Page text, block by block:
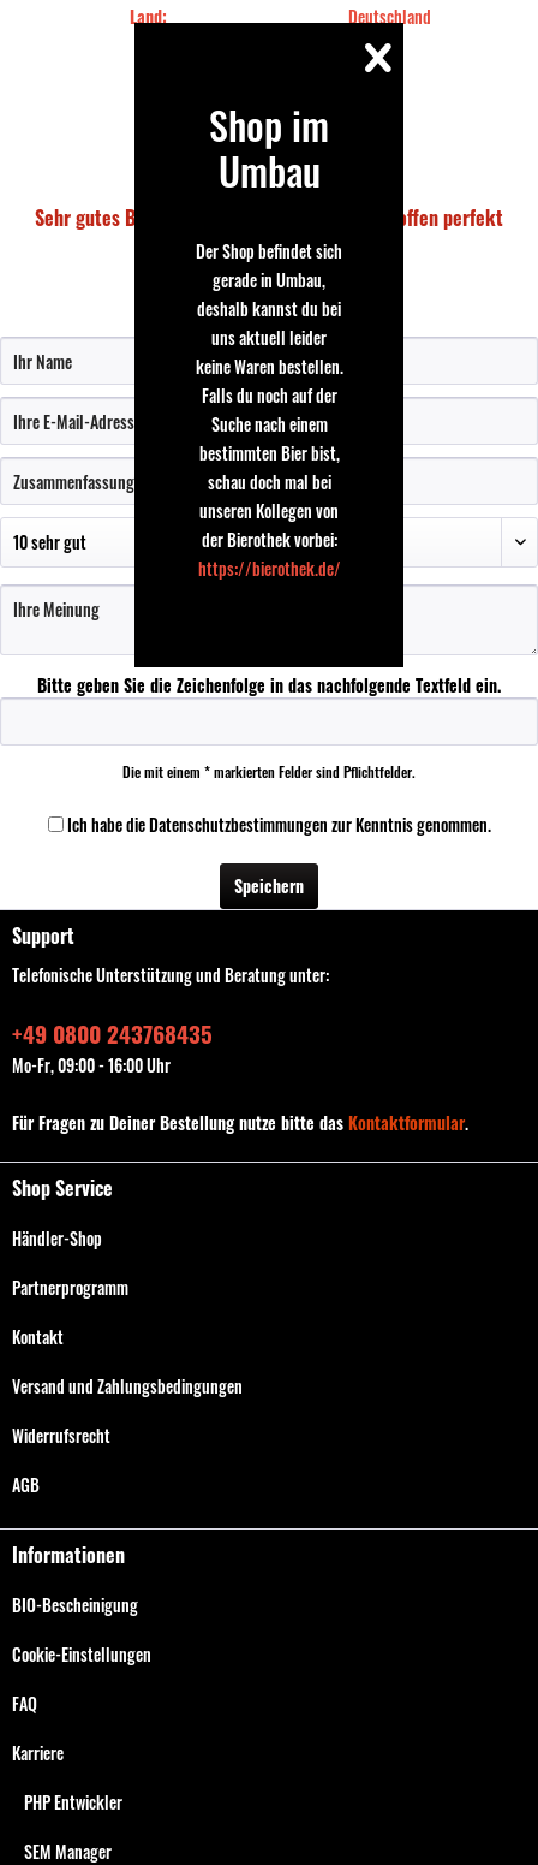
Land: Deutschland
Ralf Böcker
19.11.2015
Sehr gutes Bier hat voll mein Geschmack getroffen perfekt
Bewertung schreiben
Bitte geben Sie die Zeichenfolge in das nachfolgende Textfeld ein.
Die mit einem * markierten Felder sind Pflichtfelder.
Ich habe dieDatenschutzbestimmungenzur Kenntnis genommen.
Speichern
Support
Telefonische Unterstützung und Beratung unter:
+49 0800 243768435
Mo-Fr, 09:00 - 16:00 Uhr
Für Fragen zu Deiner Bestellung nutze bitte dasKontaktformular.
Shop Service
Händler-Shop
Partnerprogramm
Kontakt
Versand und Zahlungsbedingungen
Widerrufsrecht
AGB
Informationen
BIO-Bescheinigung
Cookie-Einstellungen
FAQ
Karriere
PHP Entwickler
SEM Manager
Shop im
Umbau
Der Shop befindet sich
gerade in Umbau,
deshalb kannst du bei
uns aktuell leider
keine Waren bestellen.
Falls du noch auf der
Suche nach einem
bestimmten Bier bist,
schau doch mal bei
unseren Kollegen von
der Bierothek vorbei:
https://bierothek.de/